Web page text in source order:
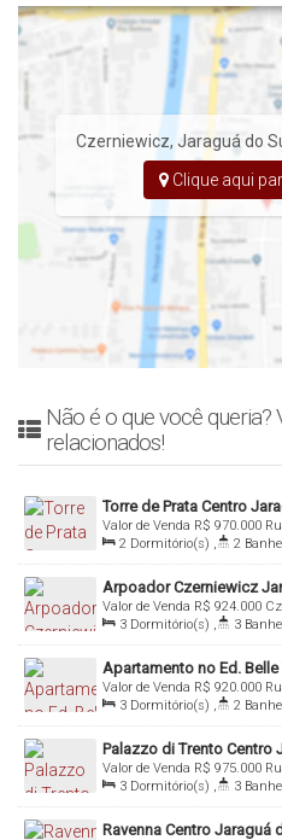
Czerniewicz,Jaraguá do
Clique aqui
Não é o que você queria?
relacionados!
Torre de Prata Centro
Gramado Natural
R$ 970.000
Valor de Venda
Centro, Jaraguá do Sul,
2 Dormitório(s) , 2
,
1 Suíte(s) , Total: 260m²
Arpoador Czerniewicz
R$ 924.000
Valor de Venda
Catarina, Brasil
3 Dormitório(s) , 3
,
1 Suíte(s) , 1 Vaga(s)
Apartamento no Ed.
R$ 920.000
Valor de Venda
Jaraguá do Sul, Santa
3 Dormitório(s) , 2
,
1 Suíte(s) , Total: 174m²
Palazzo di Trento Centro
R$ 975.000
Valor de Venda
Centro, Jaraguá do Sul,
3 Dormitório(s) , 3
,
3 Suíte(s) , 2 Vaga(s)
Ravenna Centro